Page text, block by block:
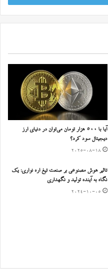
آیا با ۵۰۰ هزار تومان می‌توان در دنیای ارز
دیجیتال سود کرد؟
2025-08-18
تاثیر هوش مصنوعی بر صنعت تیغ اره نواری: یک
نگاه به آینده تولید و نگهداری
2024-10-05